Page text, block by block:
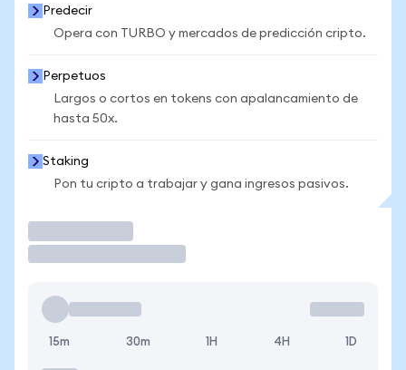
Predecir
Opera con TURBO y mercados de predicción cripto.
Perpetuos
Largos o cortos en tokens con apalancamiento de
hasta 50x.
Staking
Pon tu cripto a trabajar y gana ingresos pasivos.
15m 30m 1H 4H 1D